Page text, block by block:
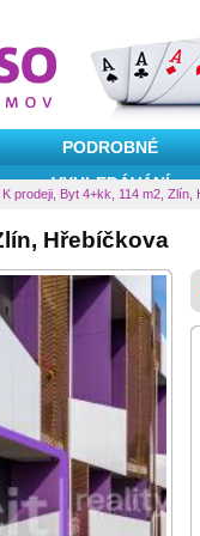
K prodeji, Byt 4+kk, 114 m2, Zlín,
Hřebíčkova
PODROBNÉ
VYHLEDÁVÁNÍ